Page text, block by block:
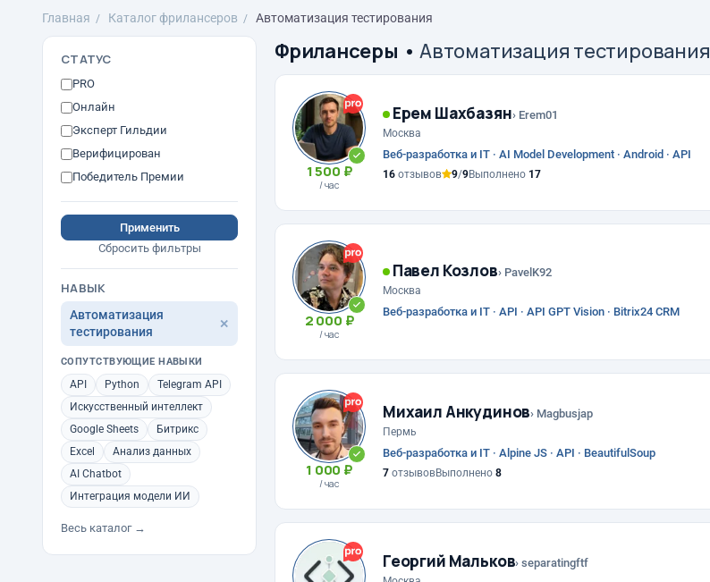
Главная Каталог фрилансеров Автоматизация тестирования
СТАТУС
PRO
Онлайн
Эксперт Гильдии
Верифицирован
Победитель Премии
Применить
Сбросить фильтры
НАВЫК
Автоматизация
тестирования
✕
СОПУТСТВУЮЩИЕ НАВЫКИ
API Python
Telegram API
Искусственный интеллект
Google Sheets
Битрикс
Excel
Анализ данных
AI Chatbot
Интеграция модели ИИ
Весь каталог →
Фрилансеры •Автоматизация тестирования
1 500 ₽
/ час
Ерем Шахбазян› Erem01
Москва
Веб-разработка и IT · AI Model Development · Android · API
16 отзывов 9/9Выполнено 17
2 000 ₽
/ час
Павел Козлов› PavelK92
Москва
Веб-разработка и IT · API · API GPT Vision · Bitrix24 CRM
1 000 ₽
/ час
Михаил Анкудинов› Magbusjap
Пермь
Веб-разработка и IT · Alpine JS · API · BeautifulSoup
7 отзывовВыполнено 8
Георгий Мальков› separatingftf